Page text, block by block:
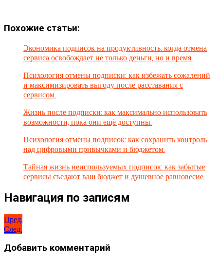
Похожие статьи:
Экономика подписок на продуктивность: когда отмена
сервиса освобождает не только деньги, но и время.
Психология отмены подписки: как избежать сожалений
и максимизировать выгоду после расставания с
сервисом.
Жизнь после подписки: как максимально использовать
возможности, пока они ещё доступны.
Психология отмены подписок: как сохранить контроль
над цифровыми привычками и бюджетом.
Тайная жизнь неиспользуемых подписок: как забытые
сервисы съедают ваш бюджет и душевное равновесие.
Навигация по записям
Пред.
След.
Добавить комментарий